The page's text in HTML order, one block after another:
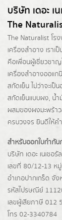
บริษัท เดอะ เ
The
The Naturalist โร
เครื่องสำอาง เราเ
คือเพื่อนผู้เชี่ยวชา
เครื่องสำอางออแ
สกัดเย็น ไม่ว่าจะเ
สกัดเย็นแบบผง, น้ำ
ผสมของผงมะพร้า
ครบวงจร ยินดีให้ค
สำหรับออกใบกำกับ
บริษัท เดอะ เนเชอ
เลขที่ 80/12-13 ห
อำเภอปากเกร็ด จัง
รหัสไปรษณีย์
เลขผู้เสียภาษี 012
โทร 02-3340784